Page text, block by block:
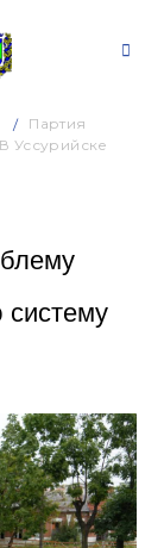
Партия
Уссурийске